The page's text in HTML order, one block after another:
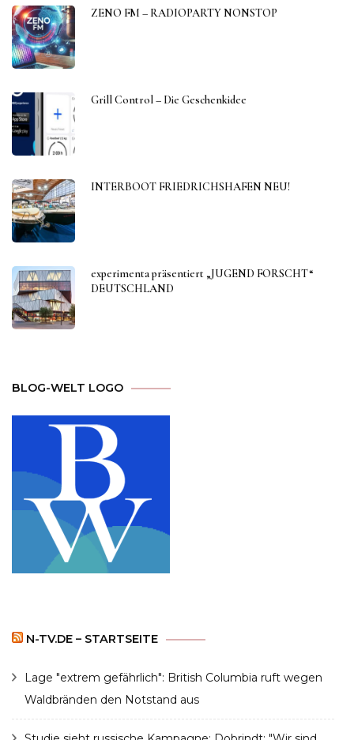
ZENO FM – RADIOPARTY NONSTOP
Grill Control – Die Geschenkidee
INTERBOOT FRIEDRICHSHAFEN NEU!
experimenta präsentiert „JUGEND FORSCHT“
DEUTSCHLAND
BLOG-WELT LOGO
N-TV.DE – STARTSEITE
Lage "extrem gefährlich": British Columbia ruft wegen
Waldbränden den Notstand aus